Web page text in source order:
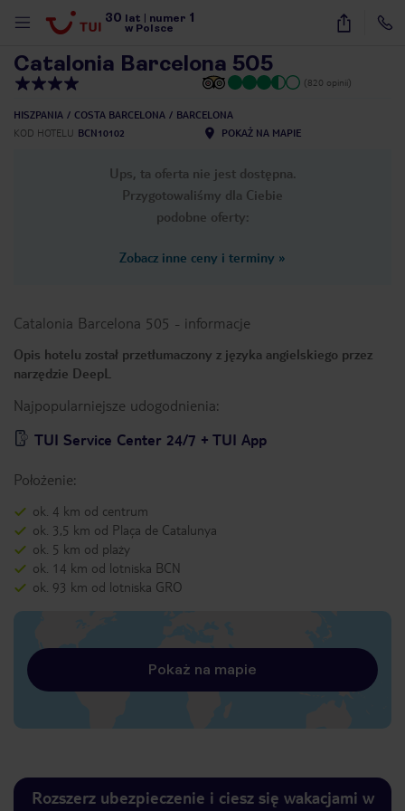
30 lat numer 1
w Polsce
40
Catalonia Barcelona 505
(820 opinii)
HISZPANIA COSTA BARCELONA
BARCELONA
KOD HOTELU BCN10102 POKAŻ NA MAPIE
Ups, ta oferta nie jest dostępna.
Przygotowaliśmy dla Ciebie
podobne oferty:
Zobacz inne ceny i terminy »
Catalonia Barcelona 505 - informacje
Opis hotelu został przetłumaczony z języka angielskiego przez
narzędzie DeepL
Najpopularniejsze udogodnienia:
TUI Service Center 24/7 + TUI App
Położenie:
ok. 4 km od centrum
ok. 3,5 km od Plaça de Catalunya
ok. 5 km od plaży
ok. 14 km od lotniska BCN
ok. 93 km od lotniska GRO
Pokaż na mapie
Rozszerz ubezpieczenie i ciesz się wakacjami w